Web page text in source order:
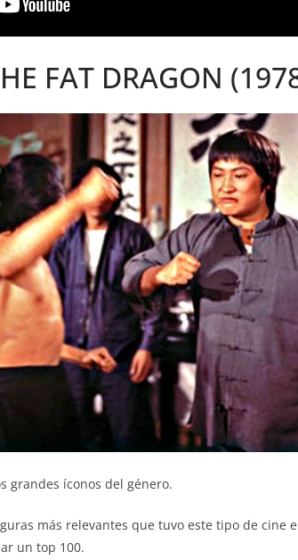
FAT DRAGON
grandes íconos del género.
más relevantes que tuvo este tipo de cine
un top 100.